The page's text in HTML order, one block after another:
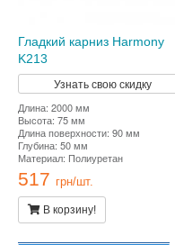
Гладкий карниз Harmony
K213
Узнать свою скидку
Длина: 2000 мм
Высота: 75 мм
Длина поверхности: 90 мм
Глубина: 50 мм
Материал: Полиуретан
517 грн/шт.
В корзину!